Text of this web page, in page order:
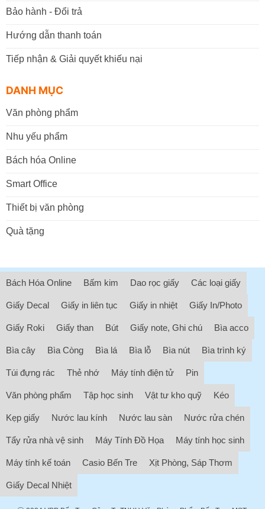
Bảo hành - Đổi trả
Hướng dẫn thanh toán
Tiếp nhận & Giải quyết khiếu nại
DANH MỤC
Văn phòng phẩm
Nhu yếu phẩm
Bách hóa Online
Smart Office
Thiết bị văn phòng
Quà tặng
Bách Hóa Online Bấm kim Dao rọc giấy Các loại giấy
Giấy Decal Giấy in liên tục Giấy in nhiệt Giấy In/Photo
Giấy Roki Giấy than Bút Giấy note, Ghi chú Bìa acco
Bìa cây Bìa Còng Bìa lá Bìa lỗ Bìa nút Bìa trình ký
Túi đựng rác Thẻ nhớ Máy tính điện tử Pin
Văn phòng phẩm Tập học sinh Vật tư kho quỹ Kéo
Kẹp giấy Nước lau kính Nước lau sàn Nước rửa chén
Tẩy rửa nhà vệ sinh Máy Tính Đồ Họa Máy tính học sinh
Máy tính kế toán Casio Bến Tre Xịt Phòng, Sáp Thơm
Giấy Decal Nhiệt